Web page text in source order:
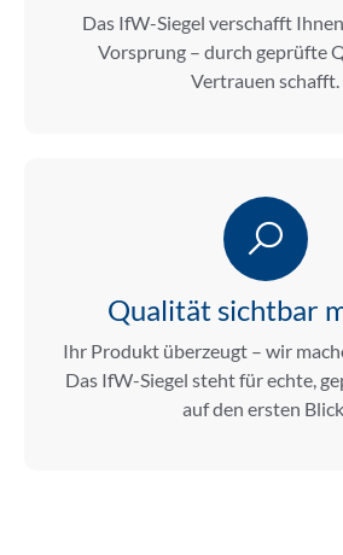
Das IfW-Siegel verschafft
Vorsprung – durch geprüfte
Vertrauen schafft.
Qualität sichtbar
Ihr Produkt überzeugt – wir
Das IfW-Siegel steht für echte,
auf den ersten